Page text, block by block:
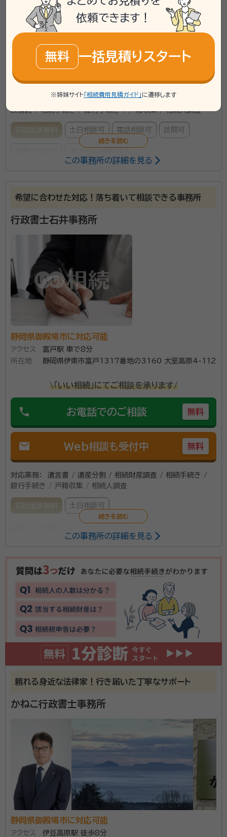
\「いい相続」にてご相談を承ります/
phone お電話でのご相談 無料
Web相談も受付中
遺言書 / 遺産分割 / 相続財産調査 / 成年後見 / 家
族信託 / 相続手続き / 銀行手続き / 戸籍収集 / 相続人調査
初回面談無料 土日相談可 電話相談可 訪問可
四條 浩之（シジョウ ヒロユキ）
行政書士、ファイナンシャルプランナ
経歴： 静岡県出身 法政大学工学部卒 IT企業入社後、地元にて不動産業
関連に強みがございます。
事務所口コミ（抜粋）：
満足度 5.0
面談の感想
家から近く、フレンドリーな雰囲気で説明もわかりやすかった。わからな
い事にも，丁寧に説明していただき依頼をきめました。
契約後の感想
あれば，メールで質問して，直ぐに返事をくださり安心してお任せする事
ができました。何もわからず戸惑っていたので有り難かったです。
として弁護士、司法書士、税理士とのタイアップによりワ
ンストップにて相続業務を遂行しています。 営業時間は
9:00~18:00ですが、必要に応じて土日の相談や19時
以降の相談にも対応しています。 富士宮市周辺で相続・
遺言のことでお悩みなら、ぜひ当事務所のご利用をご検
資格等：
所属団体： 静岡県行政書士会
この事務所の詳細を見る
希望に合わせた対応！落ち着いて相談できる事務所
行政書士石井事務所
静岡県御殿場市に対応可能
アクセス
富戸駅 車で8分
所在地
静岡県伊東市富戸1317番地の3160 大室高原4-112
\「いい相続」にてご相談を承ります/
phone お電話でのご相談 無料
mail Web相談も受付中 無料
対応業務：
遺言書 / 遺産分割 / 相続財産調査 / 相続手続き /
銀行手続き / 戸籍収集 / 相続人調査
初回面談無料 土日相談可
相続や遺言のほか、離婚協議書の作成や会社設立など、
幅広く対応しています。書類の作成ひとつでも、効果的
で明るい未来に繋がる書類の作成を心がけております。
相続では、「後でもめないように契約を書面に残したい」
「裁判をせずに穏便に解決したい」など、さまざまな希望
に応じた相談対応が可能です。また、どこへ相談すれば
いいかわからない場合にも、紹介窓口として対応しま
資格等：行政書士
静岡県行政書士会
この事務所の詳細を見る
頼れる身近な法律家！行き届いた丁寧なサポート
かねこ行政書士事務所
静岡県御殿場市に対応可能
アクセス
伊豆高原駅 徒歩8分
依頼できます！
無料 一括見積りスタート
※姉妹サイト 「相続費用見積ガイド」 に遷移します